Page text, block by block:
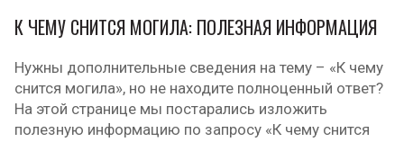
К ЧЕМУ СНИТСЯ МОГИЛА: ПОЛЕЗНАЯ ИНФОРМАЦИЯ
Нужны дополнительные сведения на тему – «К чему
снится могила», но не находите полноценный ответ?
На этой странице мы постарались изложить
полезную информацию по запросу «К чему снится